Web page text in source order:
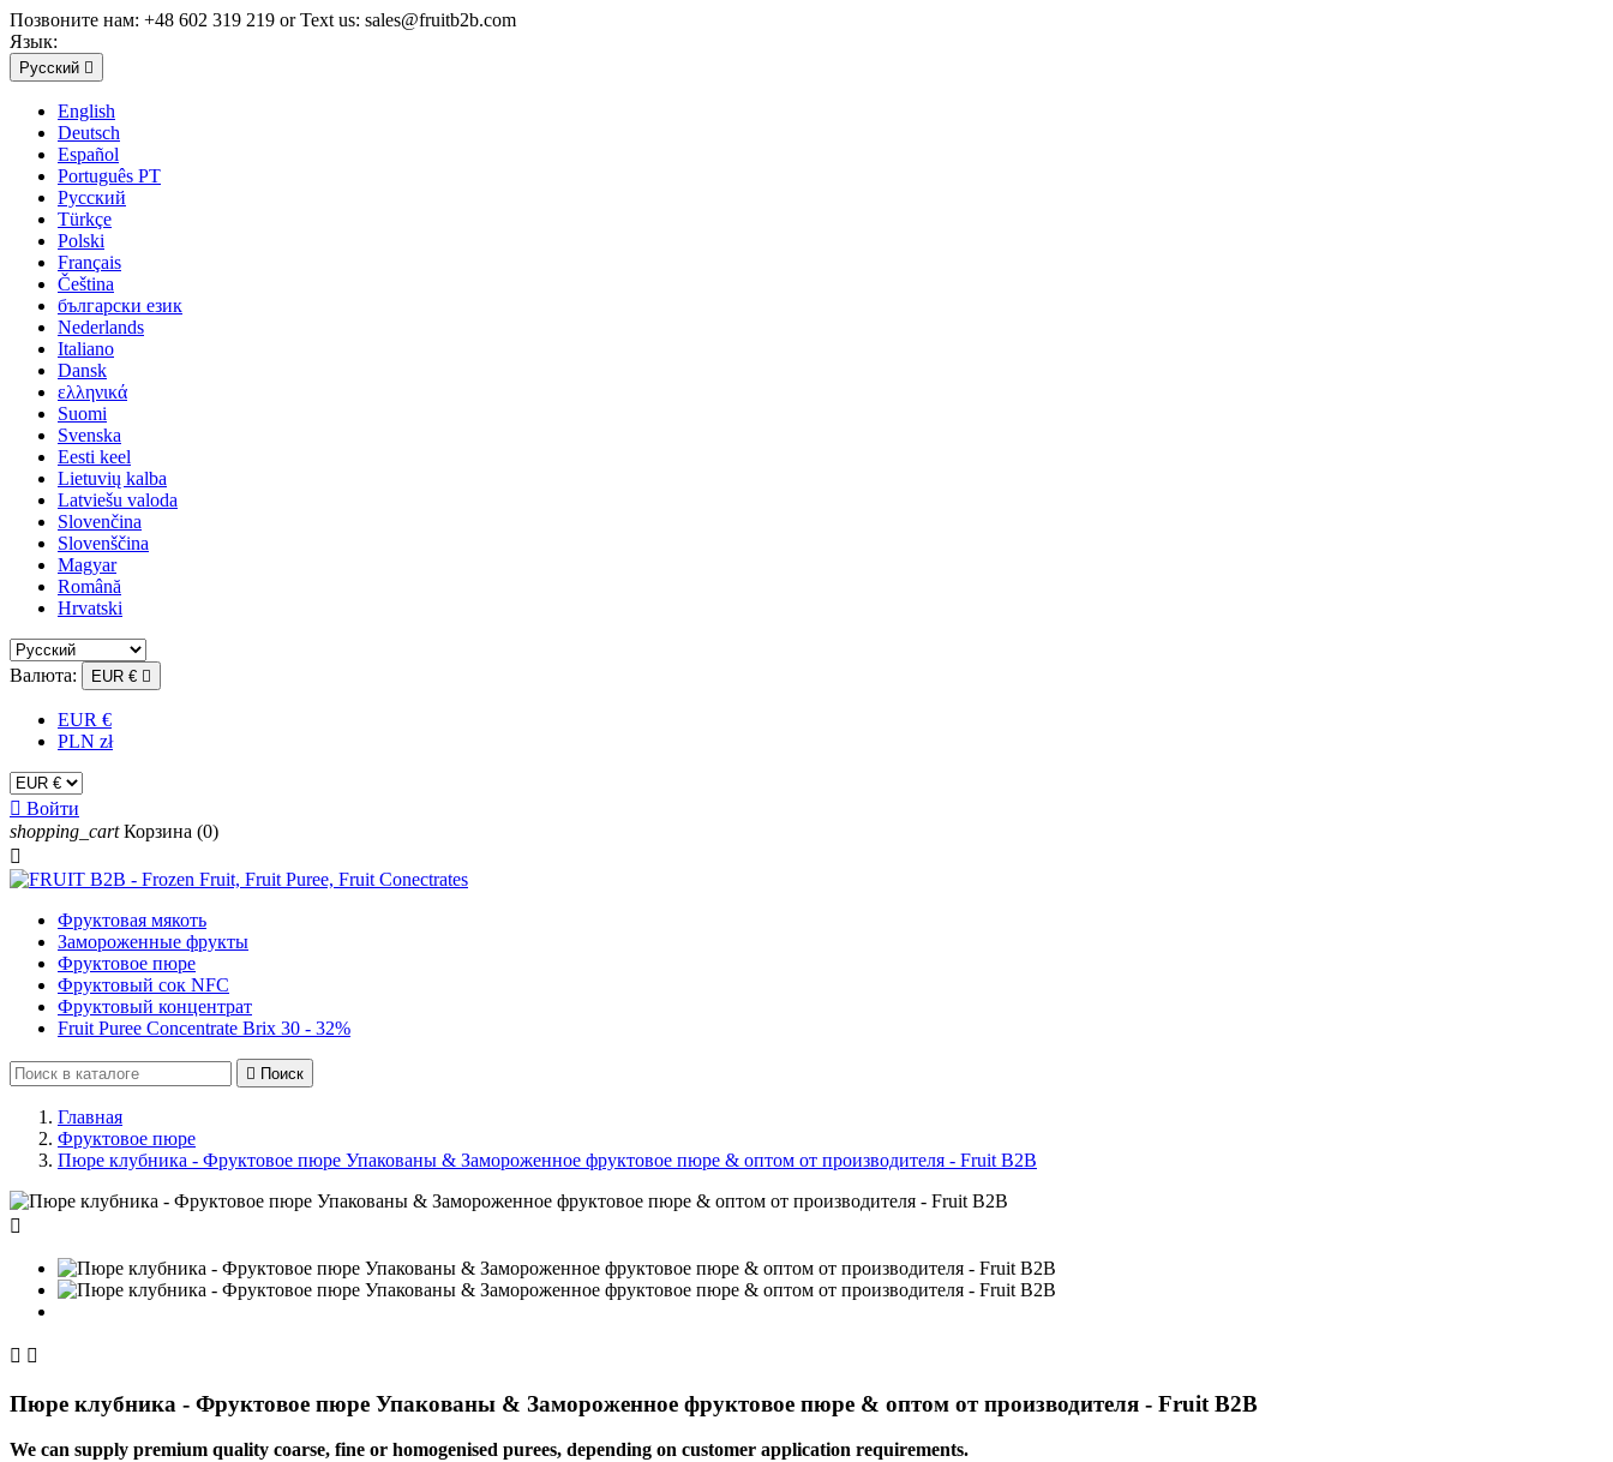
Позвоните нам: +48 602 319 219 or Text us: sales@fruitb2b.com
Язык:
Русский 
English
Deutsch
Español
Português PT
Русский
Türkçe
Polski
Français
Čeština
български език
Nederlands
Italiano
Dansk
ελληνικά
Suomi
Svenska
Eesti keel
Lietuvių kalba
Latviešu valoda
Slovenčina
Slovenščina
Magyar
Română
Hrvatski
Валюта: EUR € 
EUR €
PLN zł
 Войти
shopping_cart Корзина (0)

Фруктовая мякоть
Замороженные фрукты
Фруктовое пюре
Фруктовый сок NFC
Фруктовый концентрат
Fruit Puree Concentrate Brix 30 - 32%
 Поиск
Главная
Фруктовое пюре
Пюре клубника - Фруктовое пюре Упакованы & Замороженное фруктовое пюре & оптом от производителя - Fruit B2B

 
Пюре клубника - Фруктовое пюре Упакованы & Замороженное фруктовое пюре & оптом от производителя - Fruit B2B
We can supply premium quality coarse, fine or homogenised purees, depending on customer application requirements.